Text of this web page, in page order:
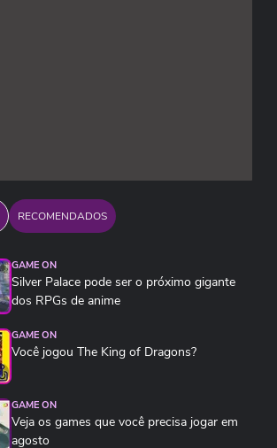
RECOMENDADOS
GAME ON
Silver Palace pode ser o próximo gigante
dos RPGs de anime
GAME ON
Você jogou The King of Dragons?
GAME ON
Veja os games que você precisa jogar em
agosto